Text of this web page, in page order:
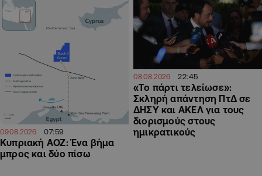
09.08.2026 07:59
Κυπριακή ΑΟΖ: Ένα βήμα
μπρος και δύο πίσω
08.08.2026 22:45
«Το πάρτι τελείωσε»:
Σκληρή απάντηση ΠτΔ σε
ΔΗΣΥ και ΑΚΕΛ για τους
διορισμούς στους
ημικρατικούς